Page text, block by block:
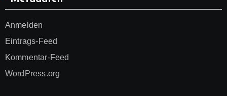
Anmelden
Eintrags-Feed
Kommentar-Feed
WordPress.org